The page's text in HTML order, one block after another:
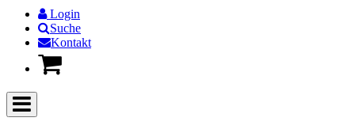
Login
Suche
Kontakt